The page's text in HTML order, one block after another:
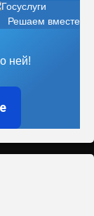
Решаем вместе
не
ней!